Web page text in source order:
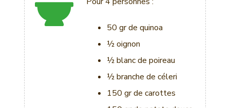
o
ok
50 gr de quinoa
½ oignon
½ blanc de poireau
½ branche de céleri
150 gr de carottes